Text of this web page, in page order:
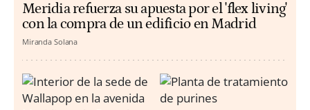
Meridia refuerza su apuesta por el 'flex living'
con la compra de un edificio en Madrid
Miranda Solana